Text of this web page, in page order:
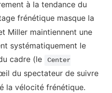
à la tendance du
frénétique masque la
Miller maintiennent une
systématiquement le
cadre (le
Center
du spectateur de suivre
la vélocité frénétique.